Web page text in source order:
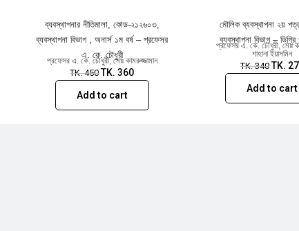
ব্যবস্থাপনার নীতিমালা, কোড-২১২৬০৩,
ব্যবস্থাপনা বিভাগ , অনার্স ১ম বর্ষ – প্রফেসর
এ. কে. চৌধুরী
প্রফেসর এ. কে. চৌধুরী,মোঃ কামরুজ্জামান
TK.450 TK.360
Add to cart
মৌলিক ব্যবস্থাপনা ২য়
ব্যবস্থাপনা বিভাগ – ডিগ্রি
প্রফেসর এ. কে. চৌধুরী,মোঃ
শাহানা ইয়াসমিন
TK.340 TK.
Add to cart